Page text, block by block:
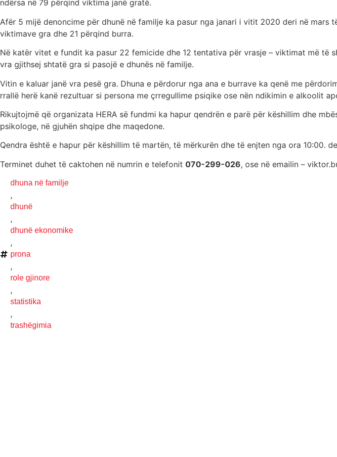
ndërsa në 79 përqind viktima janë gratë.
Afër 5 mijë denoncime për dhunë në familje ka pasur nga janari i vitit 2020 deri në
viktimave gra dhe 21 përqind burra.
Në katër vitet e fundit ka pasur 22 femicide dhe 12 tentativa për vrasje – viktimat më të
vra gjithsej shtatë gra si pasojë e dhunës në familje.
Vitin e kaluar janë vra pesë gra. Dhuna e përdorur nga ana e burrave ka qenë me
rrallë herë kanë rezultuar si persona me çrregullime psiqike ose nën ndikimin e alkoolit
Rikujtojmë që organizata HERA së fundmi ka hapur qendrën e parë për këshillim dhe
psikologe, në gjuhën shqipe dhe maqedone.
Qendra është e hapur për këshillim të martën, të mërkurën dhe të enjten nga ora 10:00.
Terminet duhet të caktohen në numrin e telefonit 070-299-026, ose në emailin –
dhuna në familje
,
dhunë
,
dhunë ekonomike
,
prona
,
role gjinore
,
statistika
,
trashëgimia